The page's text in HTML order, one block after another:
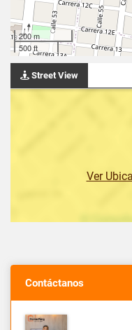
200 m
500 ft
Street View
Ver
Contáctanos